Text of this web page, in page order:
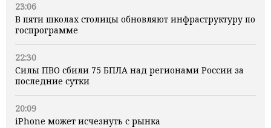
23:06
В пяти школах столицы обновляют инфраструктуру по
госпрограмме
22:30
Силы ПВО сбили 75 БПЛА над регионами России за
последние сутки
20:09
iPhone может исчезнуть с рынка